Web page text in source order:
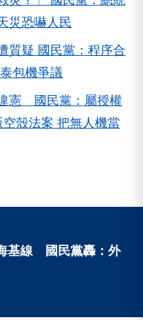
災恐嚇人民
質疑 國民黨：程序合
包機爭議
憲 國民黨：屬授權
殼法案 把無人機當
基線 國民黨轟：外